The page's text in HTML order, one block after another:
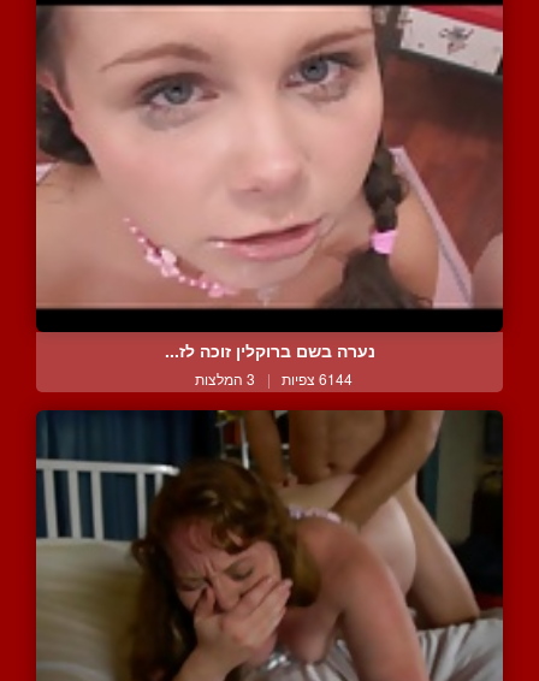
נערה בשם ברוקלין זוכה לז...
6144 צפיות | 3 המלצות